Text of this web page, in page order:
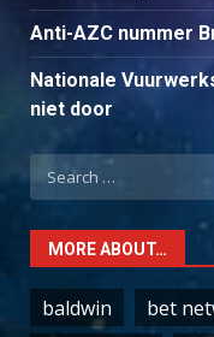
Anti-AZC nummer
Nationale
niet door
Search
for:
MORE ABOUT…
baldwin bet